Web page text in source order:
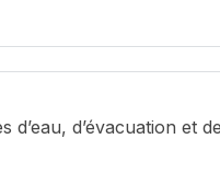
d’eau, d’évacuation et